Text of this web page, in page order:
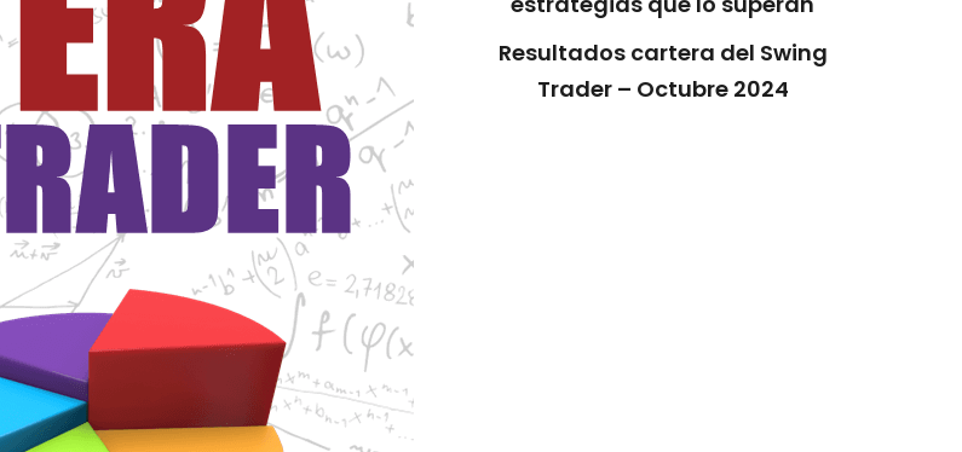
Resultados cartera del Swing
Trader – Octubre 2024